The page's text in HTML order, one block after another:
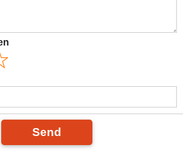
Send